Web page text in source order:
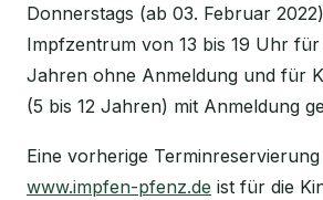
Donnerstags (ab 03. Februar
Impfzentrum von 13 bis 19 Uhr
Jahren ohne Anmeldung und für
(5 bis 12 Jahren) mit Anmeldung
Eine vorherige
www.impfen-pfenz.de ist für die